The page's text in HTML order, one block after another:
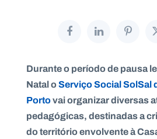
Durante o período de pausa
Natal oServiço Social SolSal
Portovai organizar diversas
pedagógicas, destinadas a
do território envolvente à
que
Recursos
Notícias